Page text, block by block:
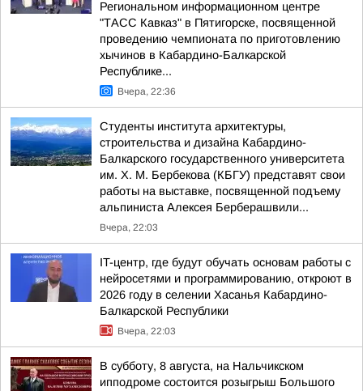
Региональном информационном центре
"ТАСС Кавказ" в Пятигорске, посвященной
проведению чемпионата по приготовлению
хычинов в Кабардино-Балкарской
Республике...
Вчера, 22:36
Студенты института архитектуры,
строительства и дизайна Кабардино-
Балкарского государственного университета
им. Х. М. Бербекова (КБГУ) представят свои
работы на выставке, посвященной подъему
альпиниста Алексея Берберашвили...
Вчера, 22:03
IT-центр, где будут обучать основам работы с
нейросетями и программированию, откроют в
2026 году в селении Хасанья Кабардино-
Балкарской Республики
Вчера, 22:03
В субботу, 8 августа, на Нальчикском
ипподроме состоится розыгрыш Большого